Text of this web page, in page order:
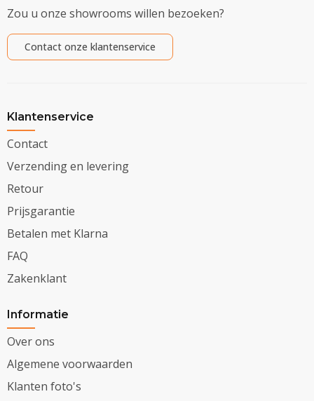
Zou u onze showrooms willen bezoeken?
Contact onze klantenservice
Klantenservice
Contact
Verzending en levering
Retour
Prijsgarantie
Betalen met Klarna
FAQ
Zakenklant
Informatie
Over ons
Algemene voorwaarden
Klanten foto's